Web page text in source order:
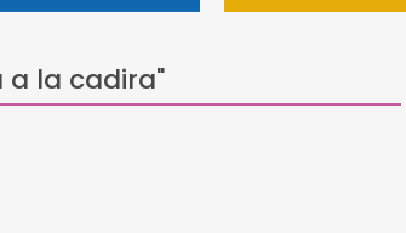
a la cadira"